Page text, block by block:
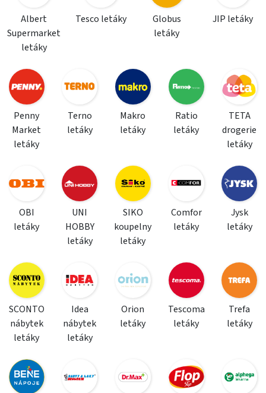
Albert
Supermarket
letáky
Tesco letáky
Globus
letáky
JIP letáky
Penny
Market
letáky
Terno
letáky
Makro
letáky
Ratio
letáky
TETA
drogerie
letáky
OBI
letáky
UNI
HOBBY
letáky
SIKO
koupelny
letáky
Comfor
letáky
Jysk
letáky
SCONTO
nábytek
letáky
Idea
nábytek
letáky
Orion
letáky
Tescoma
letáky
Trefa
letáky